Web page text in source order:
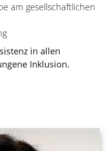
am gesellschaftlichen
in allen
Inklusion.